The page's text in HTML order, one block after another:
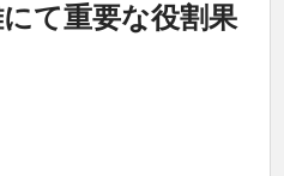
重要な役割果